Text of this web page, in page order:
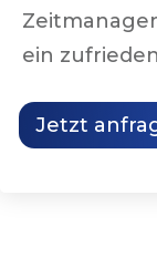
ein
Jetzt